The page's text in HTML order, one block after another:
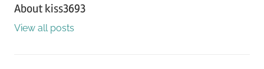
About kiss3693
View all posts